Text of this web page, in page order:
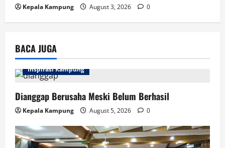
Kepala Kampung August 3, 2026 0
BACA JUGA
Inspirasi Kampung
Dianggap Berusaha Meski Belum Berhasil
Kepala Kampung August 5, 2026 0